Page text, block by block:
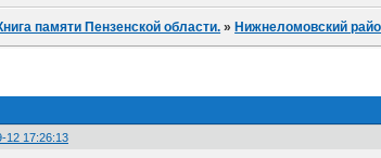
памяти Пензенской области. » Нижнеломовский
12 17:26:13